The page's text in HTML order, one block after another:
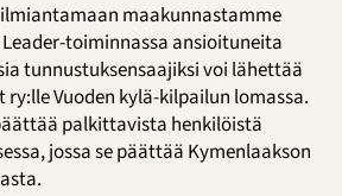
maakunnastamme
toiminnassa ansioituneita
tunnustuksensaajiksi voi lähettää
ry:lle Vuoden kylä-kilpailun lomassa.
palkittavista henkilöistä
jossa se päättää Kymenlaakson